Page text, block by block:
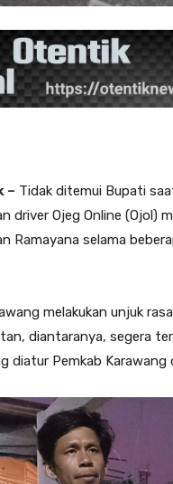
– Tidak ditemui Bupati
driver Ojeg Online (Ojol)
Ramayana selama
melakukan unjuk
diantaranya, segera
diatur Pemkab